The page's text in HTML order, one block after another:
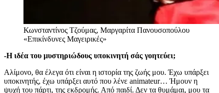
Κωνσταντίνος Τζούμας, Μαργαρίτα Πανουσοπούλου
«Επικίνδυνες Μαγειρικές»
-Η ιδέα του μυστηριώδους υποκινητή σάς γοητεύει;
Αλίμονο, θα έλεγα ότι είναι η ιστορία της ζωής μου. Έχω υπάρξει
υποκινητής, έχω υπάρξει αυτό που λένε animateur… Ήμουν η
ψυχή του πάρτι, της εκδρομής. Από παιδί. Δεν τα θυμάμαι, μου τα